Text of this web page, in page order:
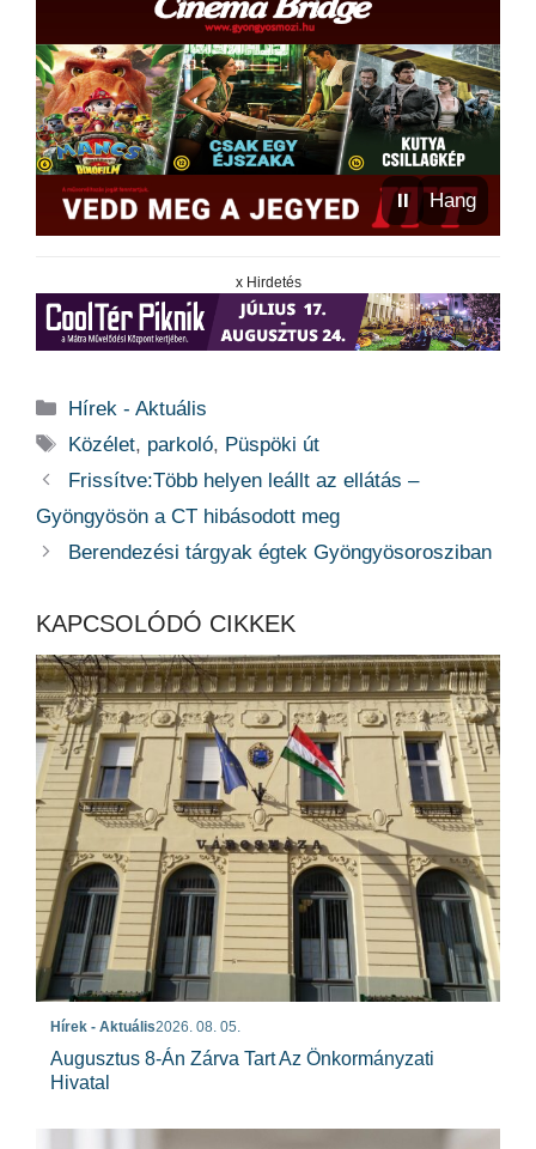
⏸ Hang
x Hirdetés
Kategória
Hírek - Aktuális
Címkék
Közélet, parkoló, Püspöki út
Frissítve:Több helyen leállt az ellátás –
Gyöngyösön a CT hibásodott meg
Berendezési tárgyak égtek Gyöngyösorosziban
KAPCSOLÓDÓ CIKKEK
Hírek - Aktuális2026. 08. 05.
Augusztus 8-Án Zárva Tart Az Önkormányzati
Hivatal